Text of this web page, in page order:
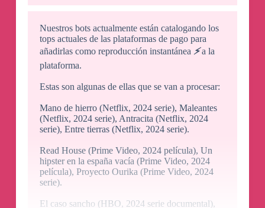
Nuestros bots actualmente están catalogando los
tops actuales de las plataformas de pago para
añadirlas como reproducción instantánea ⚡️a la
plataforma.
Estas son algunas de ellas que se van a procesar:
Mano de hierro (Netflix, 2024 serie), Maleantes
(Netflix, 2024 serie), Antracita (Netflix, 2024
serie), Entre tierras (Netflix, 2024 serie).
Read House (Prime Video, 2024 película), Un
hipster en la españa vacía (Prime Video, 2024
película), Proyecto Ourika (Prime Video, 2024
serie).
El caso sancho (HBO, 2024 serie documental),